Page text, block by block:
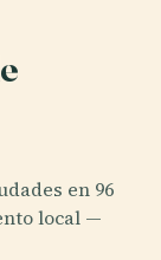
en 96
local —